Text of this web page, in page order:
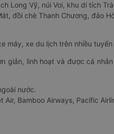
Long Vỹ, núi Voi, khu di tích
đồi chè Thanh Chương, đảo
máy, xe du lịch trên nhiều
linh hoạt và được cá
nước.
Bamboo Airways, Pacific